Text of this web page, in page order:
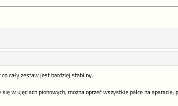
cały zestaw jest bardziej stabilny.
w ujęciach pionowych, można oprzeć wszystkie palce na